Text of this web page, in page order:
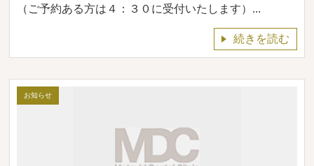
（ご予約ある方は４：３０に受付いたします）...
続きを読む
お知らせ